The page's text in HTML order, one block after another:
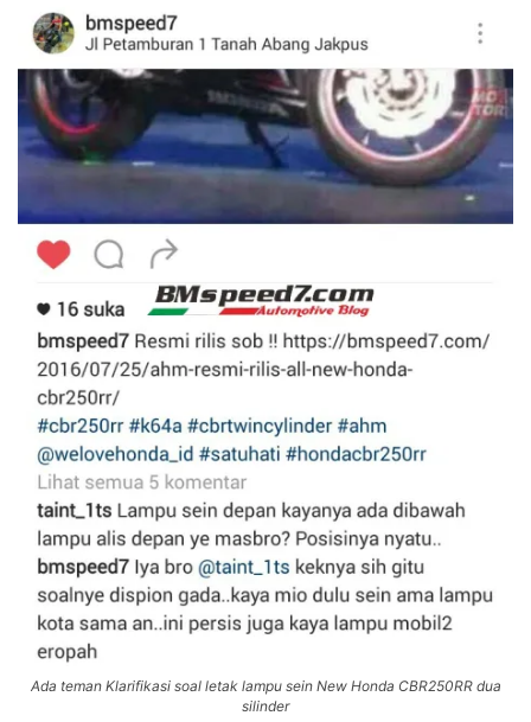
Ada teman Klarifikasi soal letak lampu sein New Honda CBR250RR dua
silinder